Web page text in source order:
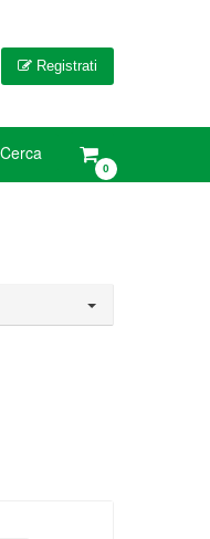
Registrati
0